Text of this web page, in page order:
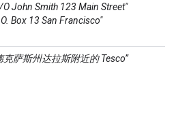
O John Smith 123 Main Street"
Box 13 San Francisco"
克萨斯州达拉斯附近的 Tesco”